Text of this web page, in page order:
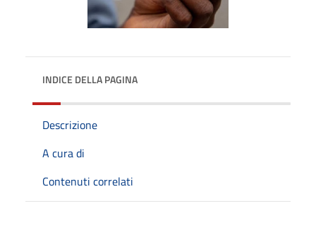
INDICE DELLA PAGINA
Descrizione
A cura di
Contenuti correlati